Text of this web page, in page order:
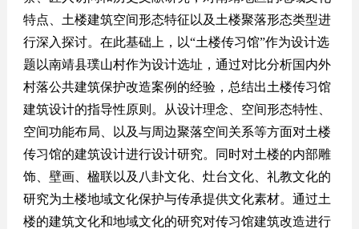
特点、土楼建筑空间形态特征以及土楼聚落形态类型进
行深入探讨。在此基础上，以“土楼传习馆”作为设计选
题以南靖县璞山村作为设计选址，通过对比分析国内外
村落公共建筑保护改造案例的经验，总结出土楼传习馆
建筑设计的指导性原则。从设计理念、空间形态特性、
空间功能布局、以及与周边聚落空间关系等方面对土楼
传习馆的建筑设计进行设计研究。同时对土楼的内部雕
饰、壁画、楹联以及八卦文化、灶台文化、礼教文化的
研究为土楼地域文化保护与传承提供文化素材。通过土
楼的建筑文化和地域文化的研究对传习馆建筑改造进行